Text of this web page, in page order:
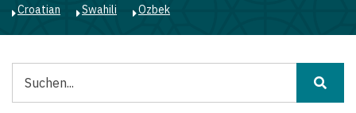
Croatian
Swahili Ozbek